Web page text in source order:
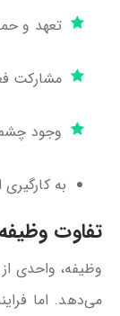
تعهد و
مشارکت
وجود
به
تفاوت
وظیفه، واحدی
می‌دهد. اما